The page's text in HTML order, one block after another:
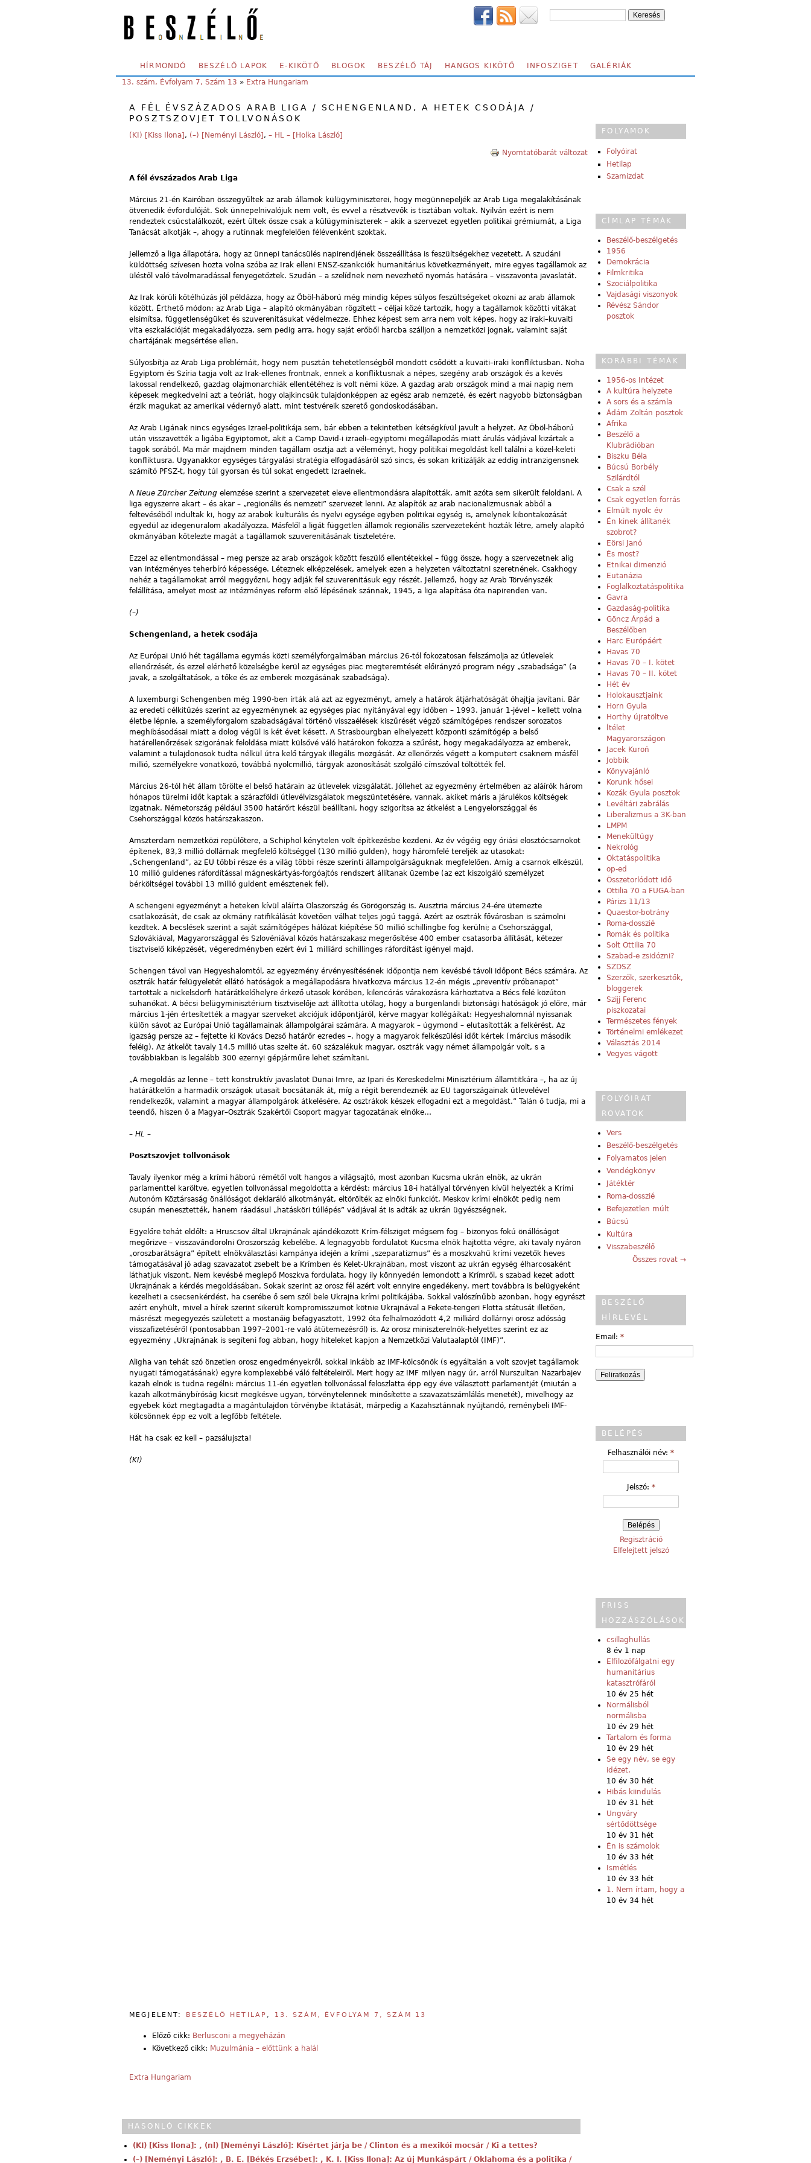
SECONDARY MENU
HÍRMONDÓ BESZÉLŐ LAPOK E-KIKÖTŐ BLOGOK BESZÉLŐ TÁJ HANGOS KIKÖTŐ INFOSZIGET GALÉRIÁK
YOU ARE HERE:
13. szám, Évfolyam 7, Szám 13 » Extra Hungariam
A FÉL ÉVSZÁZADOS ARAB LIGA / SCHENGENLAND, A HETEK CSODÁJA /
POSZTSZOVJET TOLLVONÁSOK
(KI) [Kiss Ilona], (–) [Neményi László], – HL – [Holka László]
Nyomtatóbarát változat
A fél évszázados Arab Liga
Március 21-én Kairóban összegyűltek az arab államok külügyminiszterei, hogy megünnepeljék az Arab Liga megalakításának
ötvenedik évfordulóját. Sok ünnepelnivalójuk nem volt, és evvel a résztvevők is tisztában voltak. Nyilván ezért is nem
rendeztek csúcstalálkozót, ezért ültek össze csak a külügyminiszterek – akik a szervezet egyetlen politikai grémiumát, a Liga
Tanácsát alkotják –, ahogy a rutinnak megfelelően félévenként szoktak.
Jellemző a liga állapotára, hogy az ünnepi tanácsülés napirendjének összeállítása is feszültségekhez vezetett. A szudáni
küldöttség szívesen hozta volna szóba az Irak elleni ENSZ-szankciók humanitárius következményeit, mire egyes tagállamok az
üléstől való távolmaradással fenyegetőztek. Szudán – a szelídnek nem nevezhető nyomás hatására – visszavonta javaslatát.
Az Irak körüli kötélhúzás jól példázza, hogy az Öböl-háború még mindig képes súlyos feszültségeket okozni az arab államok
között. Érthető módon: az Arab Liga – alapító okmányában rögzített – céljai közé tartozik, hogy a tagállamok közötti vitákat
elsimítsa, függetlenségüket és szuverenitásukat védelmezze. Ehhez képest sem arra nem volt képes, hogy az iraki–kuvaiti
vita eszkalációját megakadályozza, sem pedig arra, hogy saját erőből harcba szálljon a nemzetközi jognak, valamint saját
chartájának megsértése ellen.
Súlyosbítja az Arab Liga problémáit, hogy nem pusztán tehetetlenségből mondott csődött a kuvaiti–iraki konfliktusban. Noha
Egyiptom és Szíria tagja volt az Irak-ellenes frontnak, ennek a konfliktusnak a népes, szegény arab országok és a kevés
lakossal rendelkező, gazdag olajmonarchiák ellentétéhez is volt némi köze. A gazdag arab országok mind a mai napig nem
képesek megkedvelni azt a teóriát, hogy olajkincsük tulajdonképpen az egész arab nemzeté, és ezért nagyobb biztonságban
érzik magukat az amerikai védernyő alatt, mint testvéreik szerető gondoskodásában.
Az Arab Ligának nincs egységes Izrael-politikája sem, bár ebben a tekintetben kétségkívül javult a helyzet. Az Öböl-háború
után visszavették a ligába Egyiptomot, akit a Camp David-i izraeli–egyiptomi megállapodás miatt árulás vádjával kizártak a
tagok sorából. Ma már majdnem minden tagállam osztja azt a véleményt, hogy politikai megoldást kell találni a közel-keleti
konfliktusra. Ugyanakkor egységes tárgyalási stratégia elfogadásáról szó sincs, és sokan kritizálják az eddig intranzigensnek
számító PFSZ-t, hogy túl gyorsan és túl sokat engedett Izraelnek.
A Neue Zürcher Zeitung elemzése szerint a szervezetet eleve ellentmondásra alapították, amit azóta sem sikerült feloldani. A
liga egyszerre akart – és akar – „regionális és nemzeti” szervezet lenni. Az alapítók az arab nacionalizmusnak abból a
feltevéséből indultak ki, hogy az arabok kulturális és nyelvi egysége egyben politikai egység is, amelynek kibontakozását
egyedül az idegenuralom akadályozza. Másfelől a ligát független államok regionális szervezeteként hozták létre, amely alapító
okmányában kötelezte magát a tagállamok szuverenitásának tiszteletére.
Ezzel az ellentmondással – meg persze az arab országok között feszülő ellentétekkel – függ össze, hogy a szervezetnek alig
van intézményes teherbíró képessége. Léteznek elképzelések, amelyek ezen a helyzeten változtatni szeretnének. Csakhogy
nehéz a tagállamokat arról meggyőzni, hogy adják fel szuverenitásuk egy részét. Jellemző, hogy az Arab Törvényszék
felállítása, amelyet most az intézményes reform első lépésének szánnak, 1945, a liga alapítása óta napirenden van.
(–)
Schengenland, a hetek csodája
Az Európai Unió hét tagállama egymás közti személyforgalmában március 26-tól fokozatosan felszámolja az útlevelek
ellenőrzését, és ezzel elérhető közelségbe kerül az egységes piac megteremtését előirányzó program négy „szabadsága” (a
javak, a szolgáltatások, a tőke és az emberek mozgásának szabadsága).
A luxemburgi Schengenben még 1990-ben írták alá azt az egyezményt, amely a határok átjárhatóságát óhajtja javítani. Bár
az eredeti célkitűzés szerint az egyezménynek az egységes piac nyitányával egy időben – 1993. január 1-jével – kellett volna
életbe lépnie, a személyforgalom szabadságával történő visszaélések kiszűrését végző számítógépes rendszer sorozatos
meghibásodásai miatt a dolog végül is két évet késett. A Strasbourgban elhelyezett központi számítógép a belső
határellenőrzések szigorának feloldása miatt külsővé váló határokon fokozza a szűrést, hogy megakadályozza az emberek,
valamint a tulajdonosok tudta nélkül útra kelő tárgyak illegális mozgását. Az ellenőrzés végett a komputert csaknem másfél
millió, személyekre vonatkozó, továbbá nyolcmillió, tárgyak azonosítását szolgáló címszóval töltötték fel.
Március 26-tól hét állam törölte el belső határain az útlevelek vizsgálatát. Jóllehet az egyezmény értelmében az aláírók három
hónapos türelmi időt kaptak a szárazföldi útlevélvizsgálatok megszüntetésére, vannak, akiket máris a járulékos költségek
izgatnak. Németország például 3500 határőrt készül beállítani, hogy szigorítsa az átkelést a Lengyelországgal és
Csehországgal közös határszakaszon.
Amszterdam nemzetközi repülőtere, a Schiphol kénytelen volt építkezésbe kezdeni. Az év végéig egy óriási elosztócsarnokot
építenek, 83,3 millió dollárnak megfelelő költséggel (130 millió gulden), hogy háromfelé tereljék az utasokat:
„Schengenland”, az EU többi része és a világ többi része szerinti állampolgárságuknak megfelelően. Amíg a csarnok elkészül,
10 millió guldenes ráfordítással mágneskártyás-forgóajtós rendszert állítanak üzembe (az ezt kiszolgáló személyzet
bérköltségei további 13 millió guldent emésztenek fel).
A schengeni egyezményt a heteken kívül aláírta Olaszország és Görögország is. Ausztria március 24-ére ütemezte
csatlakozását, de csak az okmány ratifikálását követően válhat teljes jogú taggá. Azért az osztrák fővárosban is számolni
kezdtek. A becslések szerint a saját számítógépes hálózat kiépítése 50 millió schillingbe fog kerülni; a Csehországgal,
Szlovákiával, Magyarországgal és Szlovéniával közös határszakasz megerősítése 400 ember csatasorba állítását, kétezer
tisztviselő kiképzését, végeredményben ezért évi 1 milliárd schillinges ráfordítást igényel majd.
Schengen távol van Hegyeshalomtól, az egyezmény érvényesítésének időpontja nem kevésbé távoli időpont Bécs számára. Az
osztrák határ felügyeletét ellátó hatóságok a megállapodásra hivatkozva március 12-én mégis „preventív próbanapot”
tartottak a nickelsdorfi határátkelőhelyre érkező utasok körében, kilencórás várakozásra kárhoztatva a Bécs felé közúton
suhanókat. A bécsi belügyminisztérium tisztviselője azt állította utólag, hogy a burgenlandi biztonsági hatóságok jó előre, már
március 1-jén értesítették a magyar szerveket akciójuk időpontjáról, kérve magyar kollégáikat: Hegyeshalomnál nyissanak
külön sávot az Európai Unió tagállamainak állampolgárai számára. A magyarok – úgymond – elutasították a felkérést. Az
igazság persze az – fejtette ki Kovács Dezső határőr ezredes –, hogy a magyarok felkészülési időt kértek (március második
feléig). Az átkelőt tavaly 14,5 millió utas szelte át, 60 százalékuk magyar, osztrák vagy német állampolgár volt, s a
továbbiakban is legalább 300 ezernyi gépjárműre lehet számítani.
„A megoldás az lenne – tett konstruktív javaslatot Dunai Imre, az Ipari és Kereskedelmi Minisztérium államtitkára –, ha az új
határátkelőn a harmadik országok utasait bocsátanák át, míg a régit berendeznék az EU tagországainak útlevelével
rendelkezők, valamint a magyar állampolgárok átkelésére. Az osztrákok készek elfogadni ezt a megoldást.” Talán ő tudja, mi a
teendő, hiszen ő a Magyar–Osztrák Szakértői Csoport magyar tagozatának elnöke…
– HL –
Posztszovjet tollvonások
Tavaly ilyenkor még a krími háború rémétől volt hangos a világsajtó, most azonban Kucsma ukrán elnök, az ukrán
parlamenttel karöltve, egyetlen tollvonással megoldotta a kérdést: március 18-i hatállyal törvényen kívül helyezték a Krími
Autonóm Köztársaság önállóságot deklaráló alkotmányát, eltörölték az elnöki funkciót, Meskov krími elnököt pedig nem
csupán menesztették, hanem ráadásul „hatásköri túllépés” vádjával át is adták az ukrán ügyészségnek.
Egyelőre tehát eldőlt: a Hruscsov által Ukrajnának ajándékozott Krím-félsziget mégsem fog – bizonyos fokú önállóságot
megőrizve – visszavándorolni Oroszország kebelébe. A legnagyobb fordulatot Kucsma elnök hajtotta végre, aki tavaly nyáron
„oroszbarátságra” épített elnökválasztási kampánya idején a krími „szeparatizmus” és a moszkvahű krími vezetők heves
támogatásával jó adag szavazatot zsebelt be a Krímben és Kelet-Ukrajnában, most viszont az ukrán egység élharcosaként
láthatjuk viszont. Nem kevésbé meglepő Moszkva fordulata, hogy ily könnyedén lemondott a Krímről, s szabad kezet adott
Ukrajnának a kérdés megoldásában. Sokak szerint az orosz fél azért volt ennyire engedékeny, mert továbbra is belügyeként
kezelheti a csecsenkérdést, ha cserébe ő sem szól bele Ukrajna krími politikájába. Sokkal valószínűbb azonban, hogy egyrészt
azért enyhült, mivel a hírek szerint sikerült kompromisszumot kötnie Ukrajnával a Fekete-tengeri Flotta státusát illetően,
másrészt megegyezés született a mostanáig befagyasztott, 1992 óta felhalmozódott 4,2 milliárd dollárnyi orosz adósság
visszafizetéséről (pontosabban 1997–2001-re való átütemezésről) is. Az orosz miniszterelnök-helyettes szerint ez az
egyezmény „Ukrajnának is segíteni fog abban, hogy hiteleket kapjon a Nemzetközi Valutaalaptól (IMF)”.
Aligha van tehát szó önzetlen orosz engedményekről, sokkal inkább az IMF-kölcsönök (s egyáltalán a volt szovjet tagállamok
nyugati támogatásának) egyre komplexebbé váló feltételeiről. Mert hogy az IMF milyen nagy úr, arról Nurszultan Nazarbajev
kazah elnök is tudna regélni: március 11-én egyetlen tollvonással feloszlatta épp egy éve választott parlamentjét (miután a
kazah alkotmánybíróság kicsit megkésve ugyan, törvénytelennek minősítette a szavazatszámlálás menetét), mivelhogy az
egyebek közt megtagadta a magántulajdon törvénybe iktatását, márpedig a Kazahsztánnak nyújtandó, reménybeli IMF-
kölcsönnek épp ez volt a legfőbb feltétele.
Hát ha csak ez kell – pazsálujszta!
(KI)
MEGJELENT: BESZÉLŐ HETILAP 13. SZÁM, ÉVFOLYAM 7, SZÁM 13
Előző cikk: Berlusconi a megyeházán
Következő cikk: Muzulmánia – előttünk a halál
Extra Hungariam
HASONLÓ CIKKEK
(KI) [Kiss Ilona]: , (nl) [Neményi László]: Kísértet járja be / Clinton és a mexikói mocsár / Ki a tettes?
(–) [Neményi László]: , B. E. [Békés Erzsébet]: , K. I. [Kiss Ilona]: Az új Munkáspárt / Oklahoma és a politika /
FOLYAMOK
Folyóirat
Hetilap
Szamizdat
CÍMLAP TÉMÁK
Beszélő-beszélgetés
1956
Demokrácia
Filmkritika
Szociálpolitika
Vajdasági viszonyok
Révész Sándor
posztok
KORÁBBI TÉMÁK
1956-os Intézet
A kultúra helyzete
A sors és a számla
Ádám Zoltán posztok
Afrika
Beszélő a
Klubrádióban
Biszku Béla
Búcsú Borbély
Szilárdtól
Csak a szél
Csak egyetlen forrás
Elmúlt nyolc év
Én kinek állítanék
szobrot?
Eörsi Janó
És most?
Etnikai dimenzió
Eutanázia
Foglalkoztatáspolitika
Gavra
Gazdaság-politika
Göncz Árpád a
Beszélőben
Harc Európáért
Havas 70
Havas 70 – I. kötet
Havas 70 – II. kötet
Hét év
Holokausztjaink
Horn Gyula
Horthy újratöltve
Ítélet
Magyarországon
Jacek Kuroń
Jobbik
Könyvajánló
Korunk hősei
Kozák Gyula posztok
Levéltári zabrálás
Liberalizmus a 3K-ban
LMPM
Menekültügy
Nekrológ
Oktatáspolitika
op-ed
Összetorlódott idő
Ottilia 70 a FUGA-ban
Párizs 11/13
Quaestor-botrány
Roma-dosszié
Romák és politika
Solt Ottilia 70
Szabad-e zsidózni?
SZDSZ
Szerzők, szerkesztők,
bloggerek
Szijj Ferenc
piszkozatai
Természetes fények
Történelmi emlékezet
Választás 2014
Vegyes vágott
FOLYÓIRAT
ROVATOK
Vers
Beszélő-beszélgetés
Folyamatos jelen
Vendégkönyv
Játéktér
Roma-dosszié
Befejezetlen múlt
Búcsú
Kultúra
Visszabeszélő
Összes rovat →
BESZÉLŐ
HÍRLEVÉL
Email: *
BELÉPÉS
Felhasználói név: *
Jelszó: *
Regisztráció
Elfelejtett jelszó
FRISS
HOZZÁSZÓLÁSOK
csillaghullás
8 év 1 nap
Elfilozófálgatni egy
humanitárius
katasztrófáról
10 év 25 hét
Normálisból
normálisba
10 év 29 hét
Tartalom és forma
10 év 29 hét
Se egy név, se egy
idézet,
10 év 30 hét
Hibás kiindulás
10 év 31 hét
Ungváry
sértődöttsége
10 év 31 hét
Én is számolok
10 év 33 hét
Ismétlés
10 év 33 hét
1. Nem írtam, hogy a
10 év 34 hét